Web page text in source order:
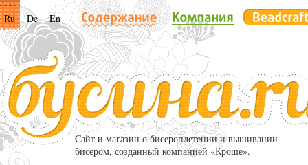
Ru De En
Cайт и магазин о бисероплетении и вышивании
бисером, созданный компанией «Кроше».